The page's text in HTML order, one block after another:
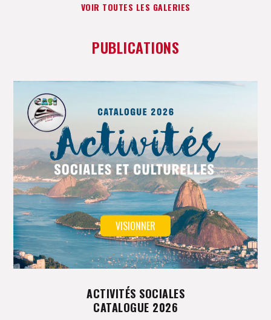
VOIR TOUTES LES GALERIES
PUBLICATIONS
VISIONNER
ACTIVITÉS SOCIALES
CATALOGUE 2026